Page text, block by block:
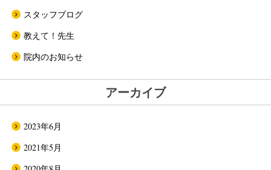
スタッフブログ
教えて！先生
院内のお知らせ
アーカイブ
2023年6月
2021年5月